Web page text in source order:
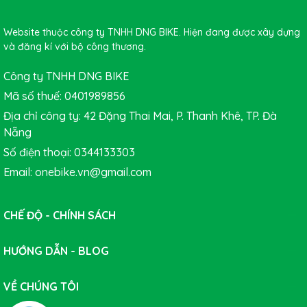
+ Baga nhôm: Tầm 20kg (Tối đa 25kg )
+ Baga thép: 30-50kg
+ Baga titan: dưới 80kg
Website thuộc công ty TNHH DNG BIKE. Hiện đang được xây dựng
và đăng kí với bộ công thương.
Công ty TNHH DNG BIKE
Mã số thuế: 0401989856
Địa chỉ công ty: 42 Đặng Thai Mai, P. Thanh Khê, TP. Đà
Nẵng
Số điện thoại: 0344133303
Email: onebike.vn@gmail.com
CHẾ ĐỘ - CHÍNH SÁCH
HƯỚNG DẪN - BLOG
VỀ CHÚNG TÔI